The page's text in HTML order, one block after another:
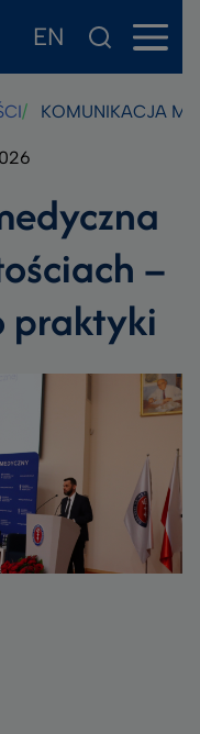
EN
KOMUNIKACJA
–
praktyki